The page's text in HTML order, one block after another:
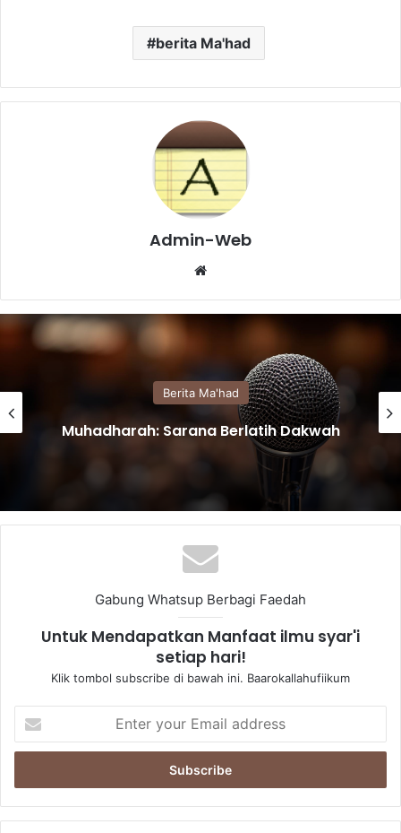
berita Ma'had
Admin-Web
Berita Ma'had
Muhadharah: Sarana Berlatih Dakwah
Gabung Whatsup Berbagi Faedah
Untuk Mendapatkan Manfaat ilmu syar'i
setiap hari!
Klik tombol subscribe di bawah ini. Baarokallahufiikum
your
Email